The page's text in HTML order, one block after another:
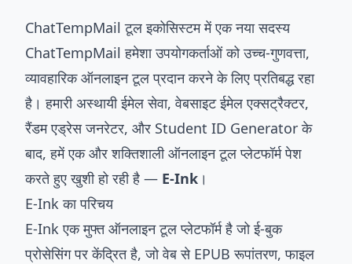
ChatTempMail टूल इकोसिस्टम में एक नया सदस्य
ChatTempMail हमेशा उपयोगकर्ताओं को उच्च-गुणवत्ता,
व्यावहारिक ऑनलाइन टूल प्रदान करने के लिए प्रतिबद्ध रहा
है। हमारी अस्थायी ईमेल सेवा, वेबसाइट ईमेल एक्सट्रैक्टर,
रैंडम एड्रेस जनरेटर, और Student ID Generator के
बाद, हमें एक और शक्तिशाली ऑनलाइन टूल प्लेटफॉर्म पेश
करते हुए खुशी हो रही है — E-Ink ।
E-Ink का परिचय
E-Inkएक मुफ्त ऑनलाइन टूल प्लेटफॉर्म है जो ई-बुक
प्रोसेसिंग पर केंद्रित है, जो वेब से EPUB रूपांतरण, फाइल